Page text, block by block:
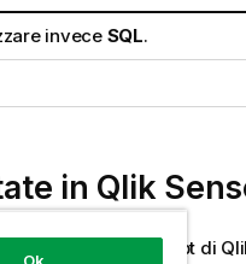
invece SQL.
in Qlik
grafiche e di script di